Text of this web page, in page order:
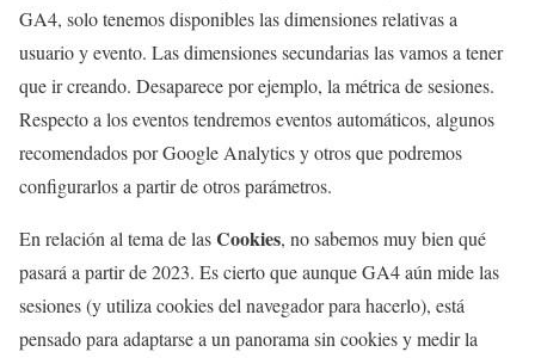
GA4, solo tenemos disponibles las dimensiones relativas a
usuario y evento. Las dimensiones secundarias las vamos a tener
que ir creando. Desaparece por ejemplo, la métrica de sesiones.
Respecto a los eventos tendremos eventos automáticos, algunos
recomendados por Google Analytics y otros que podremos
configurarlos a partir de otros parámetros.
En relación al tema de lasCookies, no sabemos muy bien qué
pasará a partir de 2023. Es cierto que aunque GA4 aún mide las
sesiones (y utiliza cookies del navegador para hacerlo), está
pensado para adaptarse a un panorama sin cookies y medir la